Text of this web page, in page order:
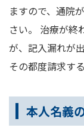
ますので、通院
さい。 治療が終
が、記入漏れが
その都度請求す
本人名義